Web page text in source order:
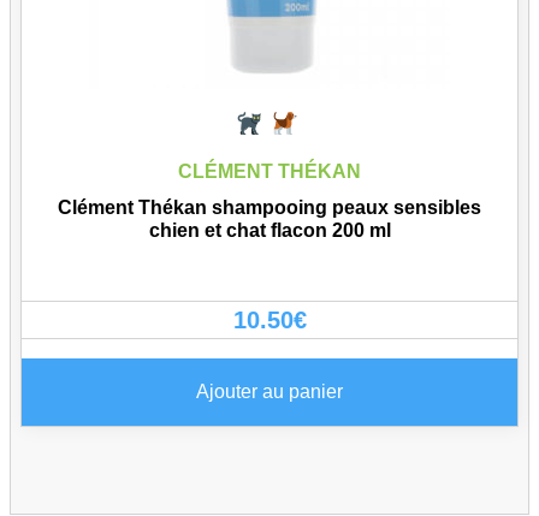
CLÉMENT THÉKAN
Clément Thékan shampooing peaux sensibles
chien et chat flacon 200 ml
10.50€
Ajouter au panier